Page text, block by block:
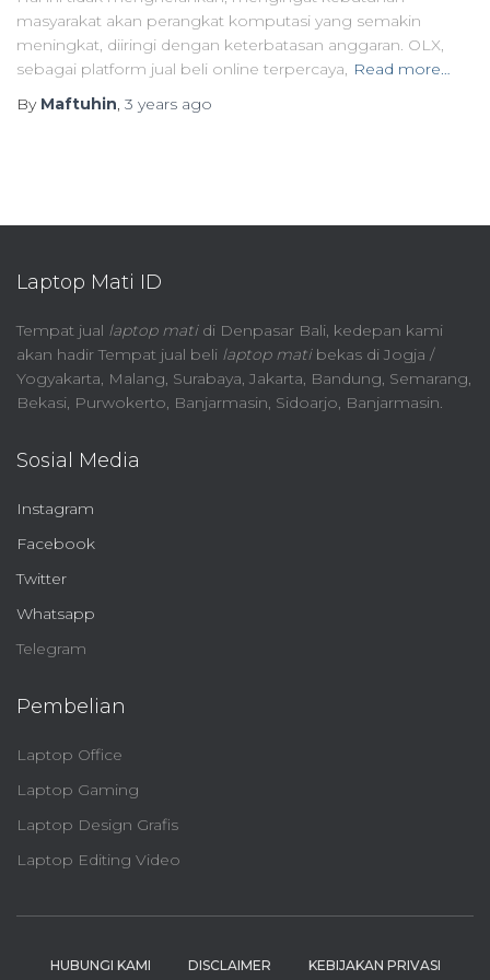
masyarakat akan perangkat komputasi yang semakin
meningkat, diiringi dengan keterbatasan anggaran. OLX,
sebagai platform jual beli online terpercaya, Read more…
By Maftuhin, 3 years ago
Laptop Mati ID
Tempat jual laptop matidi Denpasar Bali, kedepan kami
akan hadir Tempat jual beli laptop matibekas di Jogja /
Yogyakarta, Malang, Surabaya, Jakarta, Bandung, Semarang,
Bekasi, Purwokerto, Banjarmasin, Sidoarjo, Banjarmasin.
Sosial Media
Instagram
Facebook
Twitter
Whatsapp
Telegram
Pembelian
Laptop Office
Laptop Gaming
Laptop Design Grafis
Laptop Editing Video
HUBUNGI KAMI DISCLAIMER KEBIJAKAN PRIVASI